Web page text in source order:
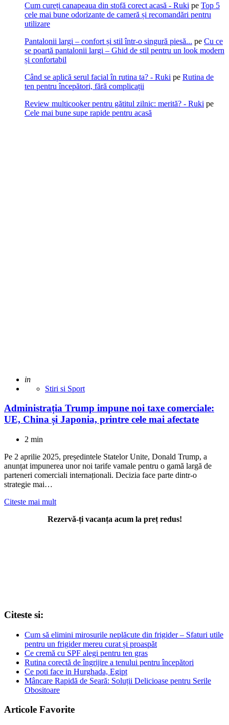
Cum cureți canapeaua din stofă corect acasă - Ruki pe Top 5
cele mai bune odorizante de cameră și recomandări pentru
utilizare
Pantalonii largi – confort și stil într-o singură piesă... pe Cu ce
se poartă pantalonii largi – Ghid de stil pentru un look modern
și confortabil
Când se aplică serul facial în rutina ta? - Ruki pe Rutina de
ten pentru începători, fără complicații
Review multicooker pentru gătitul zilnic: merită? - Ruki pe
Cele mai bune supe rapide pentru acasă
Adaugat
in
Stiri si Sport
Administrația Trump impune noi taxe comerciale:
UE, China și Japonia, printre cele mai afectate
2 min
Pe 2 aprilie 2025, președintele Statelor Unite, Donald Trump, a
anunțat impunerea unor noi tarife vamale pentru o gamă largă de
parteneri comerciali internaționali. Decizia face parte dintr-o
strategie mai…
Citeste mai mult
Rezervă-ți vacanța acum la preț redus!
Citeste si:
Cum să elimini mirosurile neplăcute din frigider – Sfaturi utile
pentru un frigider mereu curat și proaspăt
Ce cremă cu SPF alegi pentru ten gras
Rutina corectă de îngrijire a tenului pentru începători
Ce poti face in Hurghada, Egipt
Mâncare Rapidă de Seară: Soluții Delicioase pentru Serile
Obositoare
Articole Favorite